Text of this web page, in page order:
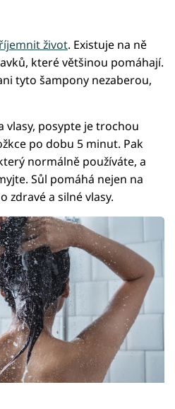
život. Existuje na ně
které většinou pomáhají.
tyto šampony nezaberou,
vlasy, posypte je trochou
po dobu 5 minut. Pak
normálně používáte, a
Sůl pomáhá nejen na
zdravé a silné vlasy.